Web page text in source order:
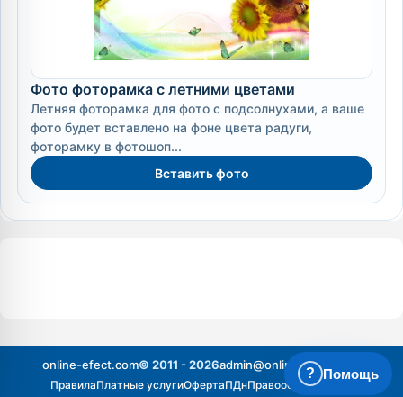
Фото фоторамка с летними цветами
Летняя фоторамка для фото с подсолнухами, а ваше
фото будет вставлено на фоне цвета радуги,
фоторамку в фотошоп...
Вставить фото
online-efect.com© 2011 - 2026admin@online-efect.com
ПравилаПлатные услугиОфертаПДнПравообладателям
? Помощь